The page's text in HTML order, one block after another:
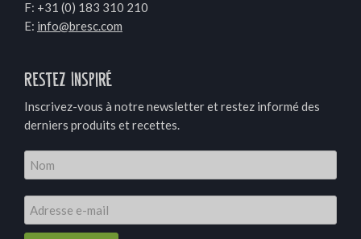
F: +31 (0) 183 310 210
E: info@bresc.com
Restez Inspiré
Inscrivez-vous à notre newsletter et restez informé des
derniers produits et recettes.